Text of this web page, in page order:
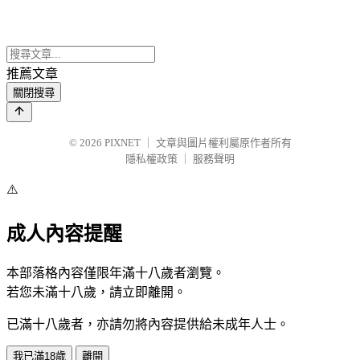
推薦文章
關閉搜尋
© 2026 PIXNET
文章與圖片權利屬原作者所有
隱私權政策
服務聲明
⚠️
成人內容提醒
本部落格內容僅限年滿十八歲者瀏覽。
若您未滿十八歲，請立即離開。
已滿十八歲者，亦請勿將內容提供給未成年人士。
我已滿18歲 離開